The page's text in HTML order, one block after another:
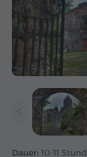
Dauer: 10-11